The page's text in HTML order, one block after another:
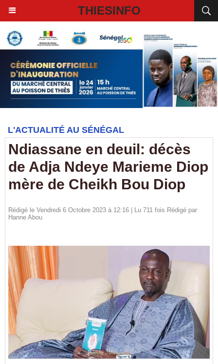
THIESINFO
L'ACTUALITÉ AU SÉNÉGAL
Ndiassane en deuil: décès
de Adja Ndeye Marieme Diop
mère de Cheikh Bou Diop
Rédigé le Vendredi 6 Octobre 2023 à 12:16 | Lu 711 fois Rédigé par
Hanne Abou